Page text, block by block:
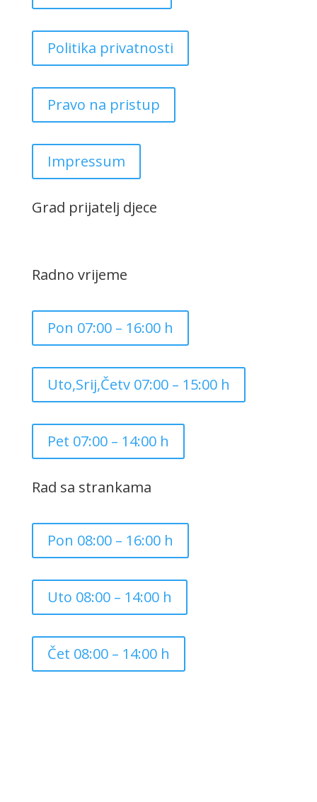
Politika privatnosti
Pravo na pristup
Impressum
Grad prijatelj djece
Radno vrijeme
Pon 07:00 – 16:00 h
Uto,Srij,Četv 07:00 – 15:00 h
Pet 07:00 – 14:00 h
Rad sa strankama
Pon 08:00 – 16:00 h
Uto 08:00 – 14:00 h
Čet 08:00 – 14:00 h